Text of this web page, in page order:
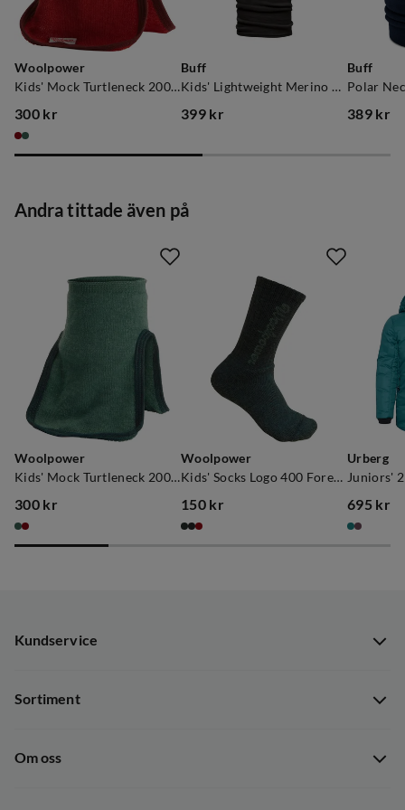
Woolpower
Kids' Mock Turtleneck 200 Autumn Red
price
300 kr
Buff
Kids' Lightweight Merino Wool Tubular Solid Black
399 kr
Buff
389 kr
Andra tittade även på
Woolpower
Kids' Mock Turtleneck 200 Lake Green
price
300 kr
Woolpower
Kids' Socks Logo 400 Forest Green
price
150 kr
Urberg
price
695 kr
Kundservice
Dataskyddspolicy
Sortiment
Om oss